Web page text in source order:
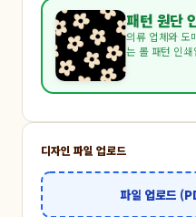
패턴 원단
의류 업체와 도
는 롤 패턴 인쇄
디자인 파일 업로드
파일 업로드